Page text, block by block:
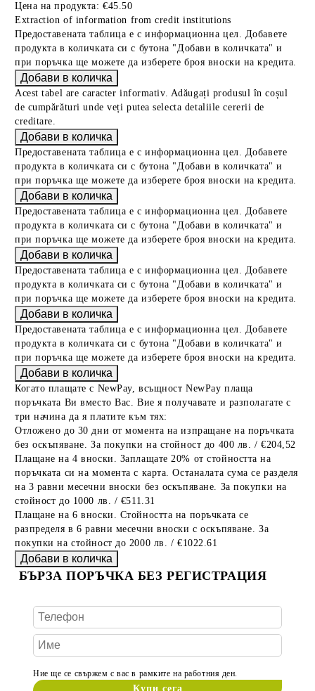
Цена на продукта: €45.50
Extraction of information from credit institutions
Предоставената таблица е с информационна цел. Добавете
продукта в количката си с бутона "Добави в количката" и
при поръчка ще можете да изберете броя вноски на кредита.
Acest tabel are caracter informativ. Adăugați produsul în coșul
de cumpărături unde veți putea selecta detaliile cererii de
creditare.
Предоставената таблица е с информационна цел. Добавете
продукта в количката си с бутона "Добави в количката" и
при поръчка ще можете да изберете броя вноски на кредита.
Предоставената таблица е с информационна цел. Добавете
продукта в количката си с бутона "Добави в количката" и
при поръчка ще можете да изберете броя вноски на кредита.
Предоставената таблица е с информационна цел. Добавете
продукта в количката си с бутона "Добави в количката" и
при поръчка ще можете да изберете броя вноски на кредита.
Предоставената таблица е с информационна цел. Добавете
продукта в количката си с бутона "Добави в количката" и
при поръчка ще можете да изберете броя вноски на кредита.
Когато плащате с NewPay, всъщност NewPay плаща
поръчката Ви вместо Вас. Вие я получавате и разполагате с
три начина да я платите към тях:
Отложено до 30 дни от момента на изпращане на поръчката
без оскъпяване. За покупки на стойност до 400 лв. / €204,52
Плащане на 4 вноски. Заплащате 20% от стойността на
поръчката си на момента с карта. Останалата сума се разделя
на 3 равни месечни вноски без оскъпяване. За покупки на
стойност до 1000 лв. / €511.31
Плащане на 6 вноски. Стойността на поръчката се
разпределя в 6 равни месечни вноски с оскъпяване. За
покупки на стойност до 2000 лв. / €1022.61
БЪРЗА ПОРЪЧКА БЕЗ РЕГИСТРАЦИЯ
Ние ще се свържем с вас в рамките на работния ден.